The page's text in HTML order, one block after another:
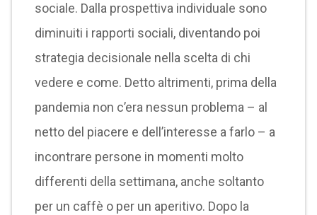
sociale. Dalla prospettiva individuale sono
diminuiti i rapporti sociali, diventando poi
strategia decisionale nella scelta di chi
vedere e come. Detto altrimenti, prima della
pandemia non c’era nessun problema – al
netto del piacere e dell’interesse a farlo – a
incontrare persone in momenti molto
differenti della settimana, anche soltanto
per un caffè o per un aperitivo. Dopo la